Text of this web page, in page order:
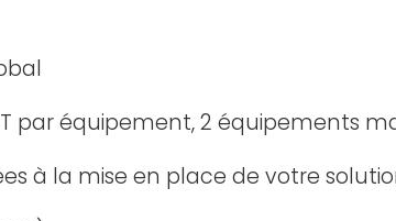
par équipement, 2 équipements
à la mise en place de votre